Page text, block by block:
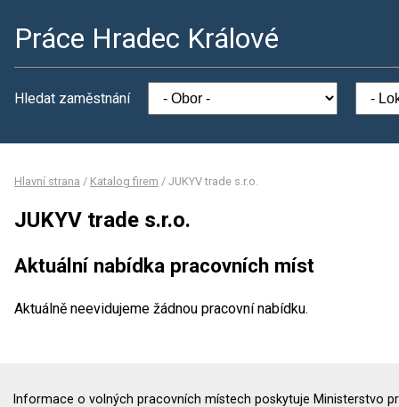
Práce Hradec Králové
Hledat zaměstnání
Hlavní strana / Katalog firem / JUKYV trade s.r.o.
JUKYV trade s.r.o.
Aktuální nabídka pracovních míst
Aktuálně neevidujeme žádnou pracovní nabídku.
Informace o volných pracovních místech poskytuje Ministerstvo